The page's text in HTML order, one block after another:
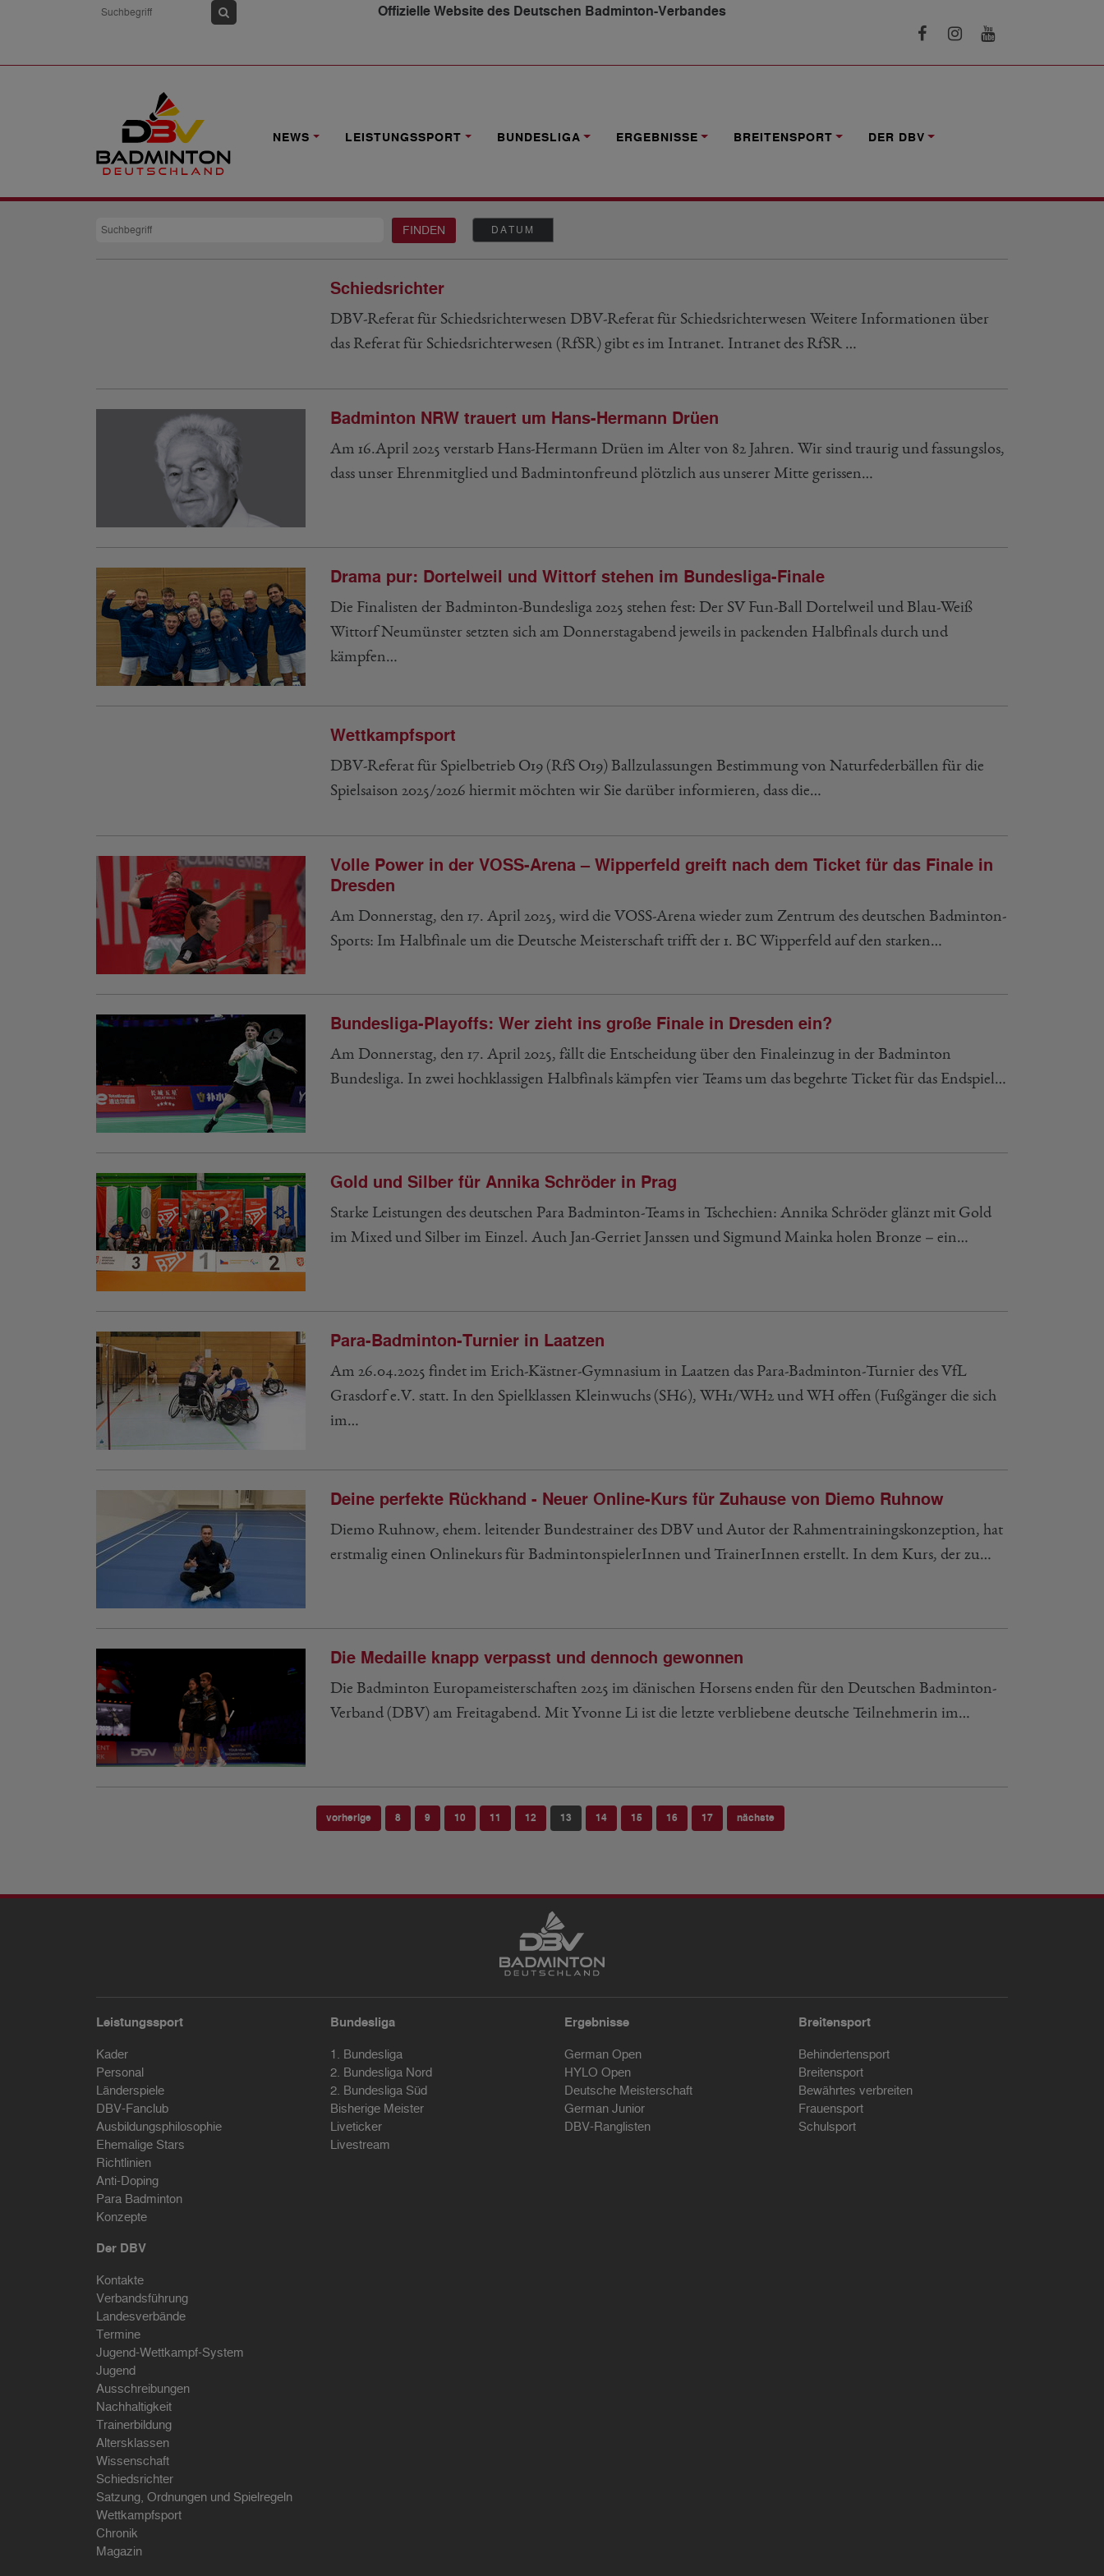
Offizielle Website des Deutschen Badminton-Verbandes
NEWS LEISTUNGSSPORT BUNDESLIGA ERGEBNISSE BREITENSPORT DER DBV
Suche
DATUM
Schiedsrichter
DBV-Referat für Schiedsrichterwesen DBV-Referat für Schiedsrichterwesen Weitere Informationen über
das Referat für Schiedsrichterwesen (RfSR) gibt es im Intranet. Intranet des RfSR …
Badminton NRW trauert um Hans-Hermann Drüen
Am 16.April 2025 verstarb Hans-Hermann Drüen im Alter von 82 Jahren. Wir sind traurig und fassungslos,
dass unser Ehrenmitglied und Badmintonfreund plötzlich aus unserer Mitte gerissen…
Drama pur: Dortelweil und Wittorf stehen im Bundesliga-Finale
Die Finalisten der Badminton-Bundesliga 2025 stehen fest: Der SV Fun-Ball Dortelweil und Blau-Weiß
Wittorf Neumünster setzten sich am Donnerstagabend jeweils in packenden Halbfinals durch und
kämpfen…
Wettkampfsport
DBV-Referat für Spielbetrieb O19 (RfS O19) Ballzulassungen Bestimmung von Naturfederbällen für die
Spielsaison 2025/2026 hiermit möchten wir Sie darüber informieren, dass die…
Volle Power in der VOSS-Arena – Wipperfeld greift nach dem Ticket für das Finale in
Dresden
Am Donnerstag, den 17. April 2025, wird die VOSS-Arena wieder zum Zentrum des deutschen Badminton-
Sports: Im Halbfinale um die Deutsche Meisterschaft trifft der 1. BC Wipperfeld auf den starken…
Bundesliga-Playoffs: Wer zieht ins große Finale in Dresden ein?
Am Donnerstag, den 17. April 2025, fällt die Entscheidung über den Finaleinzug in der Badminton
Bundesliga. In zwei hochklassigen Halbfinals kämpfen vier Teams um das begehrte Ticket für das Endspiel…
Gold und Silber für Annika Schröder in Prag
Starke Leistungen des deutschen Para Badminton-Teams in Tschechien: Annika Schröder glänzt mit Gold
im Mixed und Silber im Einzel. Auch Jan-Gerriet Janssen und Sigmund Mainka holen Bronze – ein…
Para-Badminton-Turnier in Laatzen
Am 26.04.2025 findet im Erich-Kästner-Gymnasium in Laatzen das Para-Badminton-Turnier des VfL
Grasdorf e.V. statt. In den Spielklassen Kleinwuchs (SH6), WH1/WH2 und WH offen (Fußgänger die sich
im…
Deine perfekte Rückhand - Neuer Online-Kurs für Zuhause von Diemo Ruhnow
Diemo Ruhnow, ehem. leitender Bundestrainer des DBV und Autor der Rahmentrainingskonzeption, hat
erstmalig einen Onlinekurs für BadmintonspielerInnen und TrainerInnen erstellt. In dem Kurs, der zu…
Die Medaille knapp verpasst und dennoch gewonnen
Die Badminton Europameisterschaften 2025 im dänischen Horsens enden für den Deutschen Badminton-
Verband (DBV) am Freitagabend. Mit Yvonne Li ist die letzte verbliebene deutsche Teilnehmerin im…
vorherige 8 9 10 11 12 13 14 15 16 17 nächste
Leistungssport
Kader
Personal
Länderspiele
DBV-Fanclub
Ausbildungsphilosophie
Ehemalige Stars
Richtlinien
Anti-Doping
Para Badminton
Konzepte
Bundesliga
1. Bundesliga
2. Bundesliga Nord
2. Bundesliga Süd
Bisherige Meister
Liveticker
Livestream
Ergebnisse
German Open
HYLO Open
Deutsche Meisterschaft
German Junior
DBV-Ranglisten
Breitensport
Behindertensport
Breitensport
Bewährtes verbreiten
Frauensport
Schulsport
Der DBV
Kontakte
Verbandsführung
Landesverbände
Termine
Jugend-Wettkampf-System
Jugend
Ausschreibungen
Nachhaltigkeit
Trainerbildung
Altersklassen
Wissenschaft
Schiedsrichter
Satzung, Ordnungen und Spielregeln
Wettkampfsport
Chronik
Magazin